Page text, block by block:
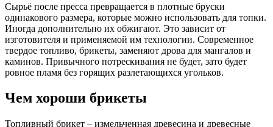
Сырьё после пресса превращается в плотные бруски
одинакового размера, которые можно использовать для топки.
Иногда дополнительно их обжигают. Это зависит от
изготовителя и применяемой им технологии. Современное
твердое топливо, брикеты, заменяют дрова для мангалов и
каминов. Привычного потрескивания не будет, зато будет
ровное пламя без горящих разлетающихся угольков.
Чем хороши брикеты
Топливный брикет – измельченная древесина и древесные